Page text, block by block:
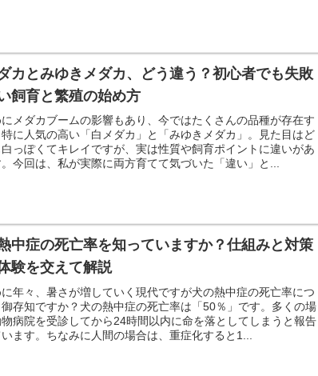
カとみゆきメダカ、どう違う？初心者でも失敗
飼育と繁殖の始め方
メダカブームの影響もあり、今ではたくさんの品種が存在す
に人気の高い「白メダカ」と「みゆきメダカ」。見た目はど
っぽくてキレイですが、実は性質や飼育ポイントに違いがあ
。今回は、私が実際に両方育てて気づいた「違い」と...
中症の死亡率を知っていますか？仕組みと対策
験を交えて解説
年々、暑さが増していく現代ですが犬の熱中症の死亡率につ
存知ですか？犬の熱中症の死亡率は「50％」です。多くの場
病院を受診してから24時間以内に命を落としてしまうと報告
ます。ちなみに人間の場合は、重症化すると1...